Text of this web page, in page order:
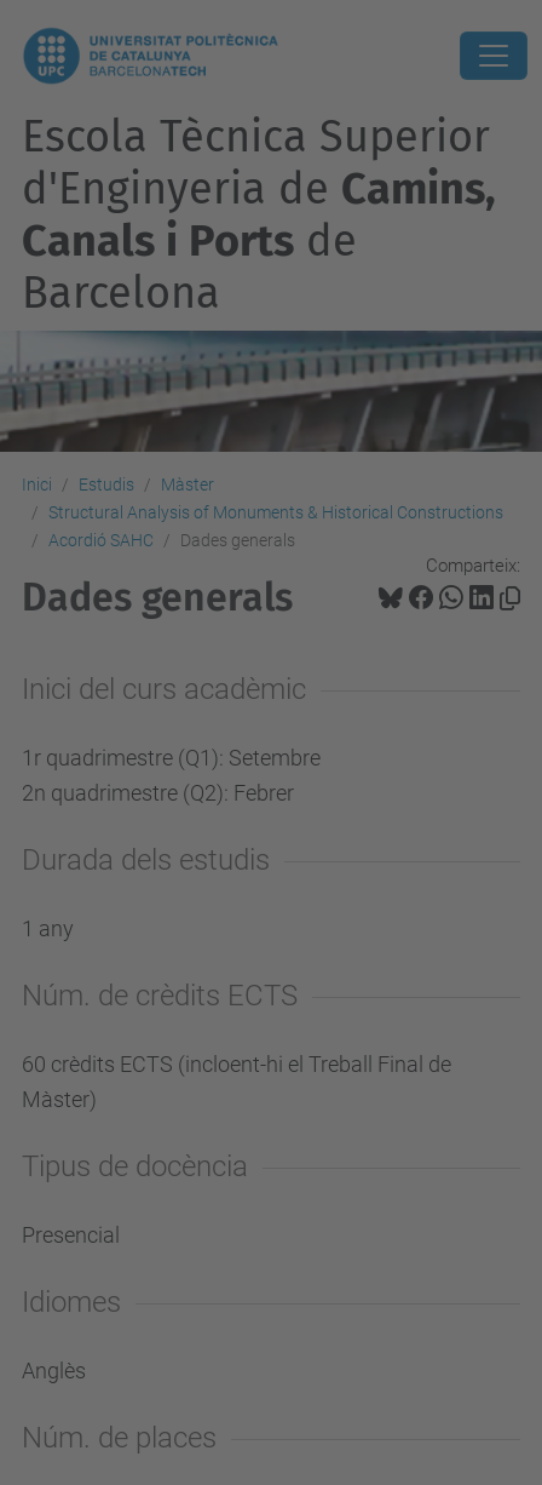
Escola Tècnica Superior
d'Enginyeria de Camins,
Canals i Ports de
Barcelona
Inici Estudis
Màster
Structural Analysis of Monuments & Historical Constructions
Acordió SAHC
Dades generals
Comparteix:
Dades generals
Inici del curs acadèmic
1r quadrimestre (Q1): Setembre
2n quadrimestre (Q2): Febrer
Durada dels estudis
1 any
Núm. de crèdits ECTS
60 crèdits ECTS (incloent-hi el Treball Final de
Màster)
Tipus de docència
Presencial
Idiomes
Anglès
Núm. de places